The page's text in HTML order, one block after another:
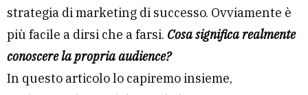
strategia di marketing di successo. Ovviamente è
più facile a dirsi che a farsi. Cosa significa realmente
conoscere la propria audience?
In questo articolo lo capiremo insieme,